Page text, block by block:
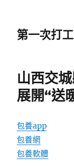
第一次打工
山西交
展開“送
包養app
包養網
包養軟體